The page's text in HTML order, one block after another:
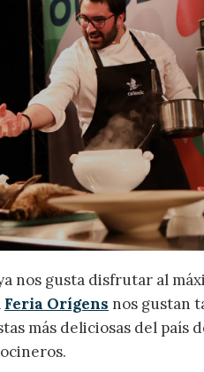
nos gusta disfrutar al
Feria Orígens nos gustan
más deliciosas del país
Modificar cookies
Técnicas y funcionales
Este sitio web utiliza
mejorar nuestros servicios.
instalación de las mismas.
pudiendo, si así lo desea,
deberá tener en cuenta